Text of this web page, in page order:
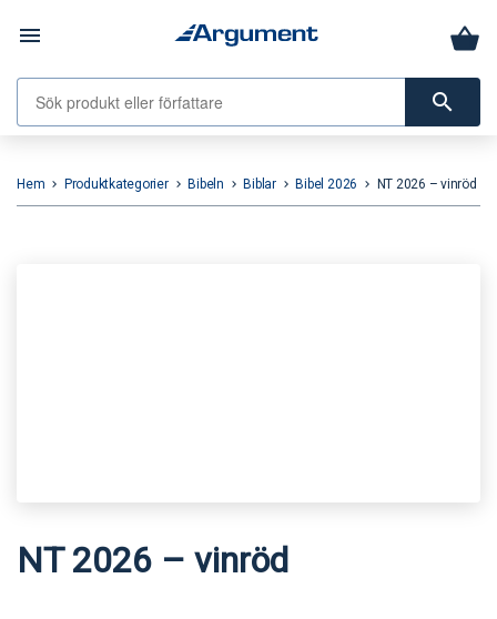
menu
search
Hem keyboard_arrow_right Produktkategorier keyboard_arrow_right Bibeln keyboard_arrow_right Biblar keyboard_arrow_right Bibel 2026 keyboard_arrow_right NT 2026 – vinröd
NT 2026 – vinröd